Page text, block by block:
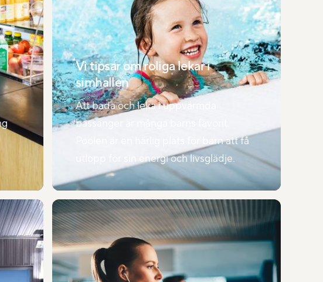
Vi tipsar om roliga lekar i
simhallen
Att bada och leka i uppvärmda
bassänger är många barns favorit.
Poolen är en härlig plats för barn att få
utlopp för sin energi och livsglädje.